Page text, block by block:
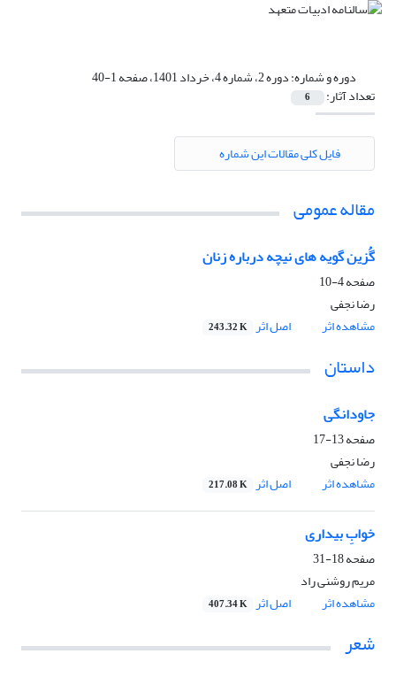
دوره و شماره:دوره 2، شماره 4، خرداد 1401، صفحه 1-40
تعداد آثار: 6
فایل کلی مقالات این شماره
مقاله عمومی
گُزین گویه های نیچه درباره زنان
صفحه4-10
رضا نجفی
مشاهده اثر
اصل اثر 243.32 K
داستان
جاودانگی
صفحه13-17
رضا نجفی
مشاهده اثر
اصل اثر 217.08 K
خوابِ بیداری
صفحه18-31
مریم روشنی راد
مشاهده اثر
اصل اثر 407.34 K
شعر